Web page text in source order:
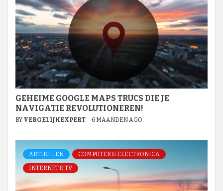
GEHEIME GOOGLE MAPS TRUCS DIE JE
NAVIGATIE REVOLUTIONEREN!
BY VERGELIJKEXPERT 6 MAANDEN AGO
ARTIKELEN
COMPUTER & ELECTRONICA
INTERNET & TV